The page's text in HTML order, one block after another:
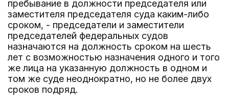
пребывание в должности председателя или
заместителя председателя суда каким-либо
сроком, - председатели и заместители
председателей федеральных судов
назначаются на должность сроком на шесть
лет с возможностью назначения одного и того
же лица на указанную должность в одном и
том же суде неоднократно, но не более двух
сроков подряд.